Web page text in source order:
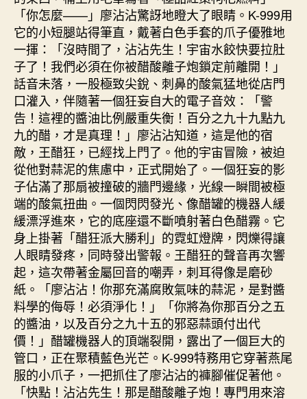
「你怎麼——」廖沾沾驚訝地瞪大了眼睛。K-999用
它的小短腿站得筆直，戴著白色手套的爪子優雅地
一揮：「沒時間了，沾沾先生！宇宙水餃快要拉肚
子了！我們必須在你被醋酸離子炮鎖定前離開！」
話音未落，一股極致尖銳、刺鼻的酸氣猛地從店門
口灌入，伴隨著一個狂妄自大的電子音效：「警
告！這裡的醬油比例嚴重失衡！百分之九十九點九
九的醋，才是真理！」廖沾沾知道，這是他的宿
敵，王醋狂，已經找上門了。他的宇宙冒險，被迫
從他對蒜泥的焦慮中，正式開始了。一個狂妄的影
子佔滿了那扇被撞破的牆門邊緣，光線一瞬間被極
端的酸氣扭曲。一個閃閃發光、像醋罐的機器人緩
緩漂浮進來，它的底座還不斷噴射著白色醋霧。它
身上掛著「醋狂派大勝利」的霓虹燈牌，閃爍得讓
人眼睛發疼，同時發出警報。王醋狂的聲音再次響
起，這次帶著金屬回音的嘲弄，刺耳得像是磨砂
紙。「廖沾沾！你那充滿腐敗氣味的蒜泥，是對醬
料學的侮辱！必須淨化！」「你將為你那百分之五
的醬油，以及百分之九十五的邪惡蒜頭付出代
價！」醋罐機器人的頂端裂開，露出了一個巨大的
管口，正在聚積藍色光芒。K-999特務用它穿著燕尾
服的小爪子，一把抓住了廖沾沾的褲腳催促著他。
「快點！沾沾先生！那是醋酸離子炮！專門用來溶